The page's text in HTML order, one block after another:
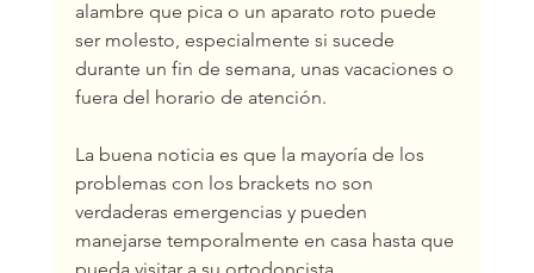
alambre que pica o un aparato roto puede
ser molesto, especialmente si sucede
durante un fin de semana, unas vacaciones o
fuera del horario de atención.
La buena noticia es que la mayoría de los
problemas con los brackets no son
verdaderas emergencias y pueden
manejarse temporalmente en casa hasta que